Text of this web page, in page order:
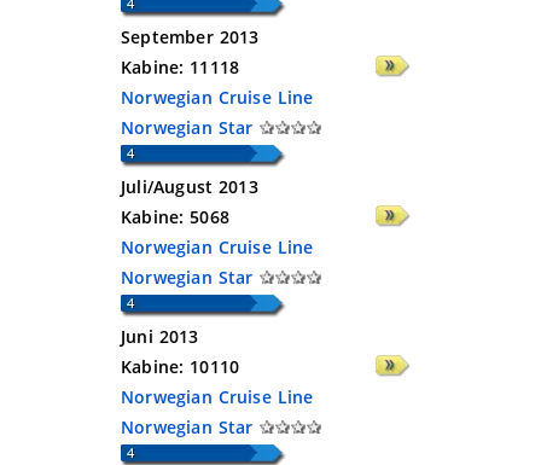
September 2013
Kabine: 11118
Norwegian Cruise Line
Norwegian Star
Juli/August 2013
Kabine:5068
Norwegian Cruise Line
Norwegian Star
Juni 2013
Kabine: 10110
Norwegian Cruise Line
Norwegian Star